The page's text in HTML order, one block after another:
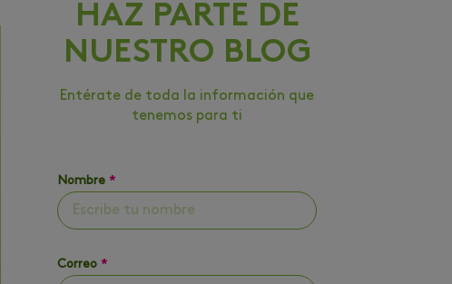
HAZ PARTE DE
NUESTRO BLOG
Entérate de toda la información que
tenemos para ti
Nombre *
Correo *